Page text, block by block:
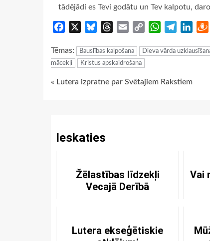
tādējādi es Tevi godātu un Tev kalpotu,
Facebook BlueskyThreads
Email
Copy
WhatsApp
Telegram
Tēmas: Bauslības kalpošana Dieva vārda
mācekļi
Kristus apskaidrošana
Continue
« Lutera izpratne par Svētajiem Rakstiem
Ieskaties
Žēlastības līdzekļi
Vecajā Derībā
Vai
Lutera ekseģētiskie